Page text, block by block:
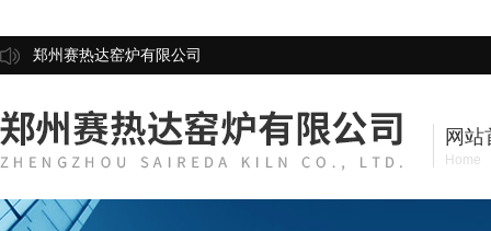
郑州赛热达窑炉有限公司
网站
Home